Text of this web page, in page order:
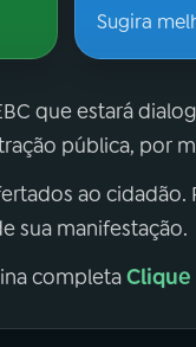
Sugira
que estará
pública, por
ao cidadão.
sua manifestação.
completaClique